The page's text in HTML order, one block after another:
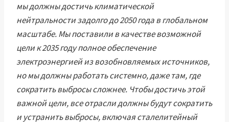
мы должны достичь климатической
нейтральности задолго до 2050 года в глобальном
масштабе. Мы поставили в качестве возможной
цели к 2035 году полное обеспечение
электроэнергией из возобновляемых источников,
но мы должны работать системно, даже там, где
сократить выбросы сложнее. Чтобы достичь этой
важной цели, все отрасли должны будут сократить
и устранить выбросы, включая сталелитейный